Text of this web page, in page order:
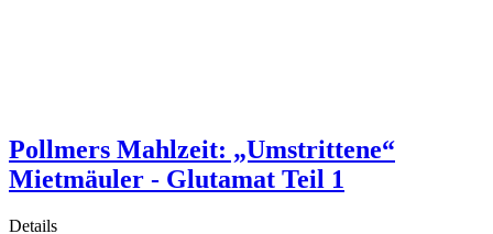
Pollmers Mahlzeit: „Umstrittene“
Mietmäuler - Glutamat Teil 1
Details